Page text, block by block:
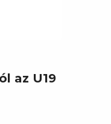
az U19